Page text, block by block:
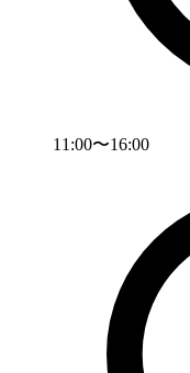
11:00〜16:00